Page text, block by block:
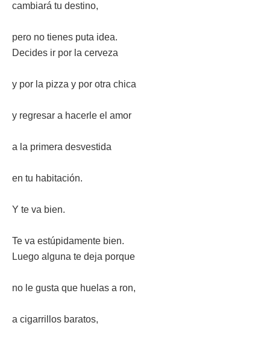
cambiará tu destino,
pero no tienes puta idea.
Decides ir por la cerveza
y por la pizza y por otra chica
y regresar a hacerle el amor
a la primera desvestida
en tu habitación.
Y te va bien.
Te va estúpidamente bien.
Luego alguna te deja porque
no le gusta que huelas a ron,
a cigarrillos baratos,